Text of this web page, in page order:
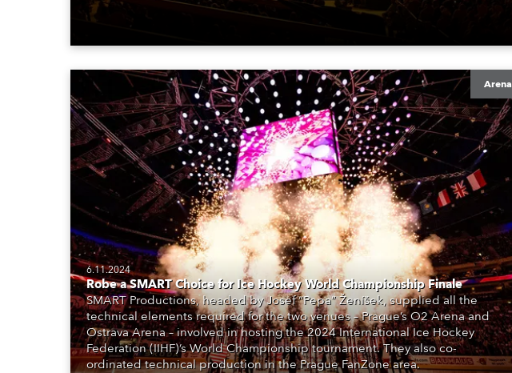
Arena
6.11.2024
Robe a SMART Choice for Ice Hockey World Championship Finale
SMART Productions, headed by Josef “Pepa” Ženíšek, supplied all the
technical elements required for the two venues – Prague’s O2 Arena and
Ostrava Arena – involved in hosting the 2024 International Ice Hockey
Federation (IIHF)’s World Championship tournament. They also co-
ordinated technical production in the Prague FanZone area.